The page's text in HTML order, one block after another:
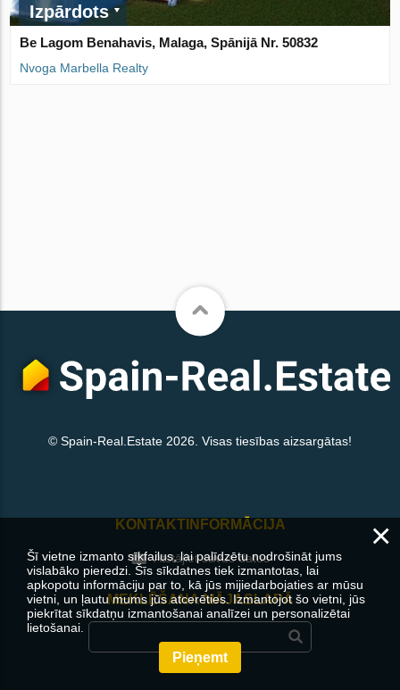
Izpārdots
Be Lagom Benahavis, Malaga, Spānijā Nr. 50832
Nvoga Marbella Realty
© Spain-Real.Estate 2026. Visas tiesības aizsargātas!
KONTAKTINFORMĀCIJA
Atstājiet savus datus
MEKLĒŠANA MĀJASLAPĀ
×
Šī vietne izmanto sīkfailus, lai palīdzētu nodrošināt jums
vislabāko pieredzi. Šīs sīkdatnes tiek izmantotas, lai
apkopotu informāciju par to, kā jūs mijiedarbojaties ar mūsu
vietni, un ļautu mums jūs atcerēties. Izmantojot šo vietni, jūs
piekrītat sīkdatņu izmantošanai analīzei un personalizētai
lietošanai.
Pieņemt